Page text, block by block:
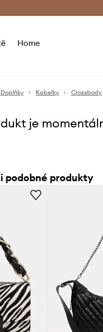
Home
Doplňky Kabelky Crossbody
je
podobné produkty